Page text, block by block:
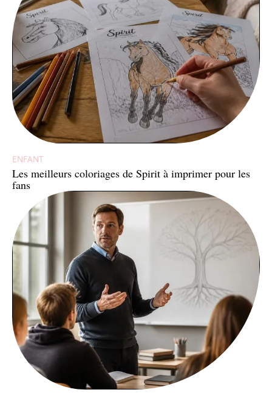
ENFANT
Les meilleurs coloriages de Spirit à imprimer pour les
fans